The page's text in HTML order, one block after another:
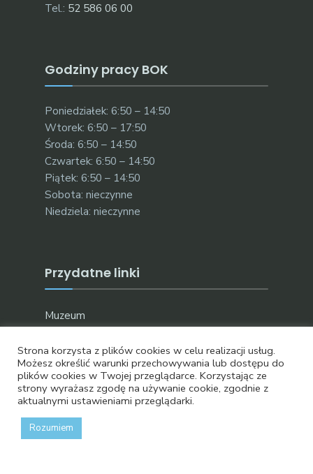
Tel.: 52 586 06 00
Godziny pracy BOK
Poniedziałek: 6:50 – 14:50
Wtorek: 6:50 – 17:50
Środa: 6:50 – 14:50
Czwartek: 6:50 – 14:50
Piątek: 6:50 – 14:50
Sobota: nieczynne
Niedziela: nieczynne
Przydatne linki
Muzeum
Projekty UE
Stara wersja strony
Oficjalna strona bydgoskich wodociągów
Strona korzysta z plików cookies w celu realizacji usług.
Możesz określić warunki przechowywania lub dostępu do
plików cookies w Twojej przeglądarce. Korzystając ze
strony wyrażasz zgodę na używanie cookie, zgodnie z
aktualnymi ustawieniami przeglądarki.
Rozumiem